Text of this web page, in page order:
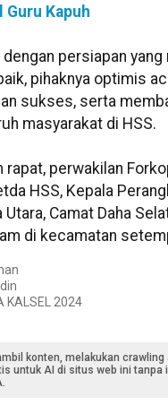
Guru Kapuh
dengan persiapan yang
pihaknya optimis
sukses, serta
masyarakat di HSS.
rapat, perwakilan
HSS, Kepala
Utara, Camat Daha
di kecamatan
KALSEL 2024
konten, melakukan crawling
untuk AI di situs web ini tanpa